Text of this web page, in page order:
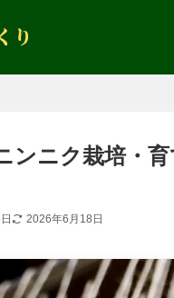
ンニク栽培・
2026年6月18日